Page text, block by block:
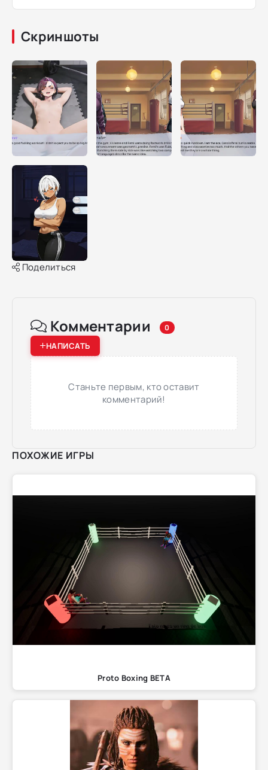
Скриншоты
Поделиться
Комментарии 0
НАПИСАТЬ
Станьте первым, кто оставит
комментарий!
ПОХОЖИЕ ИГРЫ
Proto Boxing BETA